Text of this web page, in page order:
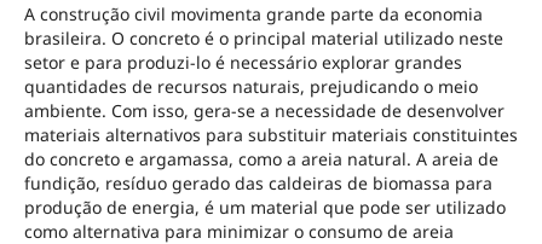
A construção civil movimenta grande parte da economia
brasileira. O concreto é o principal material utilizado neste
setor e para produzi-lo é necessário explorar grandes
quantidades de recursos naturais, prejudicando o meio
ambiente. Com isso, gera-se a necessidade de desenvolver
materiais alternativos para substituir materiais constituintes
do concreto e argamassa, como a areia natural. A areia de
fundição, resíduo gerado das caldeiras de biomassa para
produção de energia, é um material que pode ser utilizado
como alternativa para minimizar o consumo de areia